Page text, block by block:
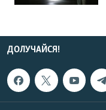
ДОЛУЧАЙСЯ!